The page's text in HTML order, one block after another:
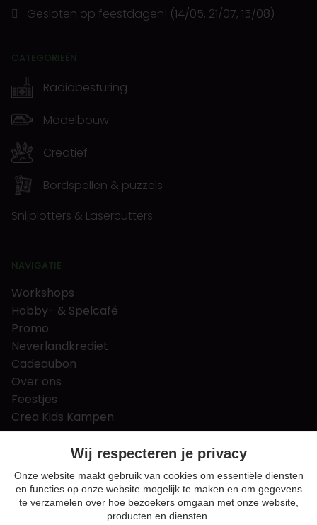
Gesloten op feestdagen! (14/05, 21/07, 15/08)
CATEGORIEËN
Radiobesturing
Modelbouw
Creatief
Bordspellen & puzzels
Snijplotters & Lasercutters
NAVIGATIE
Workshops
Hobby- & Spelcafé
Promo
Neverlandkrediet
Cadeaubon
Over ons
Feestjes
Crea Kids Kampen
FAQ
Tips & tricks
Contact
Nieuws & Vacatures
Wij respecteren je privacy
Onze website maakt gebruik van cookies om essentiële diensten
en functies op onze website mogelijk te maken en om gegevens
te verzamelen over hoe bezoekers omgaan met onze website,
producten en diensten.